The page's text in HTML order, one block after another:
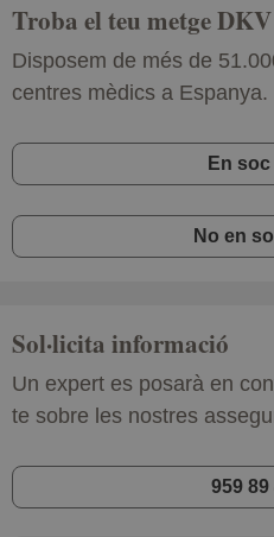
Troba el teu metge DKV
Disposem de més de
centres mèdics a Espanya.
En
No en
Sol·licita informació
Un expert es posarà en
te sobre les nostres
959 89